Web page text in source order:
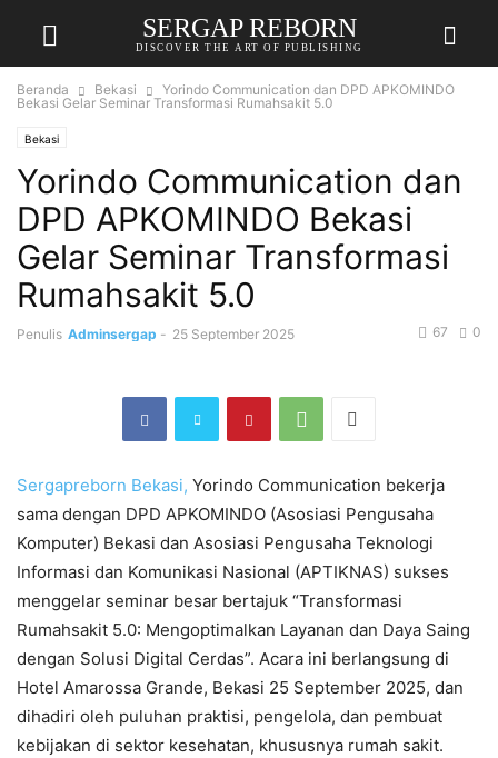
SERGAP REBORN
DISCOVER THE ART OF PUBLISHING
Beranda Bekasi
Yorindo Communication dan DPD APKOMINDO
Bekasi Gelar Seminar Transformasi Rumahsakit 5.0
Bekasi
Yorindo Communication dan
DPD APKOMINDO Bekasi
Gelar Seminar Transformasi
Rumahsakit 5.0
Penulis Adminsergap - 25 September 2025 0
67
Sergapreborn Bekasi, Yorindo Communication bekerja
sama dengan DPD APKOMINDO (Asosiasi Pengusaha
Komputer) Bekasi dan Asosiasi Pengusaha Teknologi
Informasi dan Komunikasi Nasional (APTIKNAS) sukses
menggelar seminar besar bertajuk “Transformasi
Rumahsakit 5.0: Mengoptimalkan Layanan dan Daya Saing
dengan Solusi Digital Cerdas”. Acara ini berlangsung di
Hotel Amarossa Grande, Bekasi 25 September 2025, dan
dihadiri oleh puluhan praktisi, pengelola, dan pembuat
kebijakan di sektor kesehatan, khususnya rumah sakit.